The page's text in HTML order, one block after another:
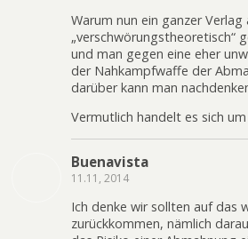
Warum nun ein ganzer Verlag
„verschwörungstheoretisch“
und man gegen eine eher
der Nahkampfwaffe der
darüber kann man
Vermutlich handelt es sich
Buenavista
11.11, 2014
Ich denke wir sollten auf das
zurückkommen, nämlich